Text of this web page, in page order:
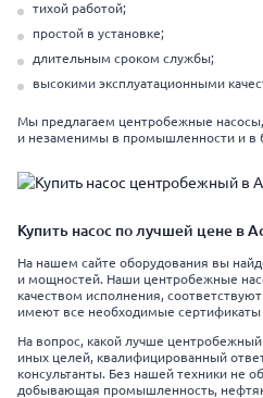
тихой работой;
простой в установке;
длительным сроком службы;
высокими эксплуатационными
Мы предлагаем центробежные
и незаменимы в промышленности и в
Купить насос по лучшей цене в
На нашем сайте оборудования вы
и мощностей. Наши центробежные
качеством исполнения,
имеют все необходимые сертификаты
На вопрос, какой лучше
иных целей, квалифицированный
консультанты. Без нашей техники не
добывающая промышленность,